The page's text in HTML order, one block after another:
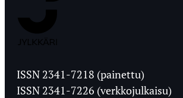
Ylioppilaslehti
ISSN 2341-7218 (painettu)
ISSN 2341-7226 (verkkojulkaisu)